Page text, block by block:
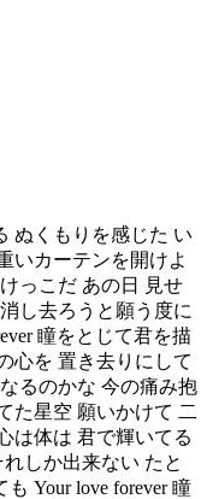
ぬくもりを感じた い
いカーテンを開けよ
っこだ あの日 見せ
し去ろうと願う度に
瞳をとじて君を描
心を 置き去りにして
るのかな 今の痛み抱
た星空 願いかけて 二
は体は 君で輝いてる
しか出来ない たと
Your love forever 瞳